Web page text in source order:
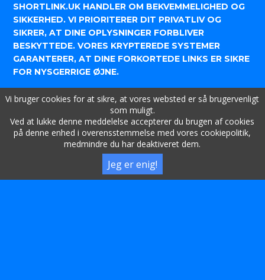
SHORTLINK.UK HANDLER OM BEKVEMMELIGHED OG
SIKKERHED. VI PRIORITERER DIT PRIVATLIV OG
SIKRER, AT DINE OPLYSNINGER FORBLIVER
BESKYTTEDE. VORES KRYPTEREDE SYSTEMER
GARANTERER, AT DINE FORKORTEDE LINKS ER SIKRE
FOR NYSGERRIGE ØJNE.
DESUDEN TILBYDER VORES SERVICE INDSIGTSFULDE
SPORINGSFUNKTIONER. HAR DU NOGENSINDE
SPEKULERET PÅ, HVOR MANGE DER KLIKKEDE PÅ DIT
DELTE LINK? SHORTLINK.UK LEVERER ANALYSER,
DER GIVER DIG ET KLART BILLEDE AF DIT LINKS
PERFORMANCE. DET HANDLER IKKE KUN OM
FORKORTELSE; DET HANDLER OM AT FORSTÅ,
Vi bruger cookies for at sikre, at vores websted er så brugervenligt
som muligt.
Ved at lukke denne meddelelse accepterer du brugen af cookies
på denne enhed i overensstemmelse med vores cookiepolitik,
medmindre du har deaktiveret dem.
Jeg er enig!